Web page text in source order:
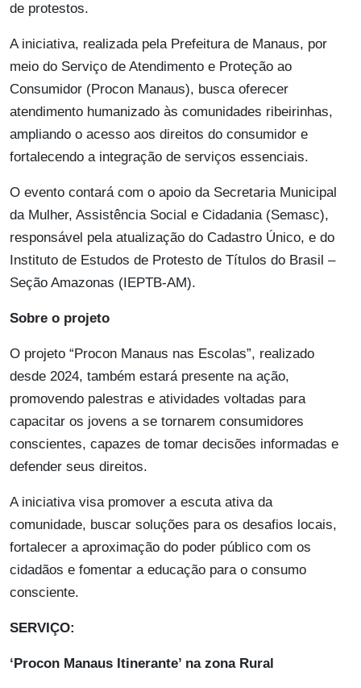
de protestos.
A iniciativa, realizada pela Prefeitura de Manaus, por
meio do Serviço de Atendimento e Proteção ao
Consumidor (Procon Manaus), busca oferecer
atendimento humanizado às comunidades ribeirinhas,
ampliando o acesso aos direitos do consumidor e
fortalecendo a integração de serviços essenciais.
O evento contará com o apoio da Secretaria Municipal
da Mulher, Assistência Social e Cidadania (Semasc),
responsável pela atualização do Cadastro Único, e do
Instituto de Estudos de Protesto de Títulos do Brasil –
Seção Amazonas (IEPTB-AM).
Sobre o projeto
O projeto “Procon Manaus nas Escolas”, realizado
desde 2024, também estará presente na ação,
promovendo palestras e atividades voltadas para
capacitar os jovens a se tornarem consumidores
conscientes, capazes de tomar decisões informadas e
defender seus direitos.
A iniciativa visa promover a escuta ativa da
comunidade, buscar soluções para os desafios locais,
fortalecer a aproximação do poder público com os
cidadãos e fomentar a educação para o consumo
consciente.
SERVIÇO:
‘Procon Manaus Itinerante’ na zona Rural